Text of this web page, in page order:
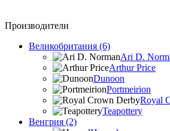
Производители
Великобритания (6)
Ari D.
Arthur Price
Dunoon
Portmeirion
Royal
Teapottery
Венгрия (2)